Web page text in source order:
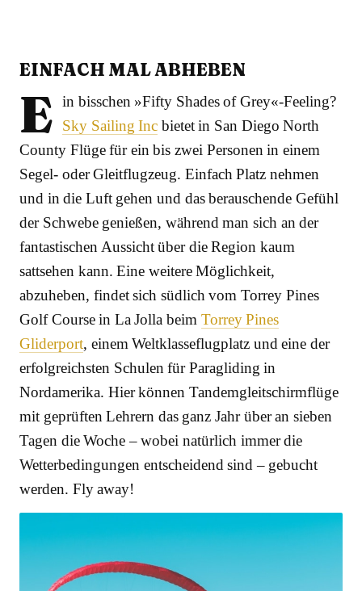
EINFACH MAL ABHEBEN
E in bisschen »Fifty Shades of Grey«-Feeling?
Sky Sailing Inc bietet in San Diego North
County Flüge für ein bis zwei Personen in einem
Segel- oder Gleitflugzeug. Einfach Platz nehmen
und in die Luft gehen und das berauschende Gefühl
der Schwebe genießen, während man sich an der
fantastischen Aussicht über die Region kaum
sattsehen kann. Eine weitere Möglichkeit,
abzuheben, findet sich südlich vom Torrey Pines
Golf Course in La Jolla beim Torrey Pines
Gliderport, einem Weltklasseflugplatz und eine der
erfolgreichsten Schulen für Paragliding in
Nordamerika. Hier können Tandemgleitschirmflüge
mit geprüften Lehrern das ganz Jahr über an sieben
Tagen die Woche – wobei natürlich immer die
Wetterbedingungen entscheidend sind – gebucht
werden. Fly away!